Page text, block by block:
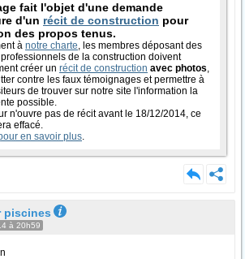
fait l'objet d'une demande
d'un récit de construction pour
des propos tenus.
à notre charte, les membres déposant des
de la construction doivent
créer un récit de construction avec photos,
contre les faux témoignages et permettre à
de trouver sur notre site l'information la
possible.
n'ouvre pas de récit avant le 18/12/2014, ce
effacé.
en savoir plus.
piscines
à 20h59